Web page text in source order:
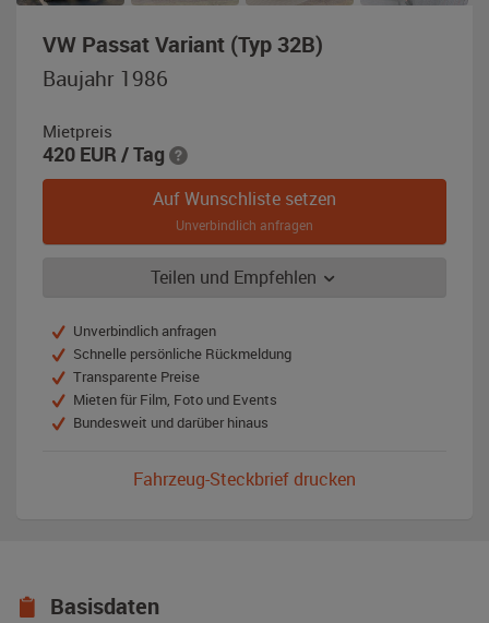
VW Passat Variant (Typ 32B)
Baujahr 1986
Mietpreis
420 EUR / Tag
Auf Wunschliste setzen
Unverbindlich anfragen
Teilen und Empfehlen
Unverbindlich anfragen
Schnelle persönliche Rückmeldung
Transparente Preise
Mieten für Film, Foto und Events
Bundesweit und darüber hinaus
Fahrzeug-Steckbrief drucken
Basisdaten